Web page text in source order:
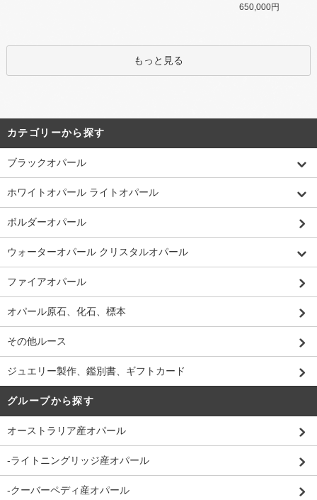
650,000円
もっと見る
カテゴリーから探す
ブラックオパール
ホワイトオパール ライトオパール
ボルダーオパール
ウォーターオパール クリスタルオパール
ファイアオパール
オパール原石、化石、標本
その他ルース
ジュエリー製作、鑑別書、ギフトカード
グループから探す
オーストラリア産オパール
-ライトニングリッジ産オパール
-クーバーペディ産オパール